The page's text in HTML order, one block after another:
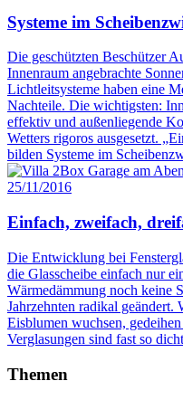
Systeme im
Die geschützten Beschützer
Innenraum angebrachte
Lichtleitsysteme haben eine
Nachteile. Die wichtigsten:
effektiv und außenliegende
Wetters rigoros ausgesetzt.
bilden Systeme im
25/11/2016
Einfach, zweifach,
Die Entwicklung bei
die Glasscheibe einfach nur
Wärmedämmung noch keine
Jahrzehnten radikal
Eisblumen wuchsen,
Verglasungen sind fast so
Themen